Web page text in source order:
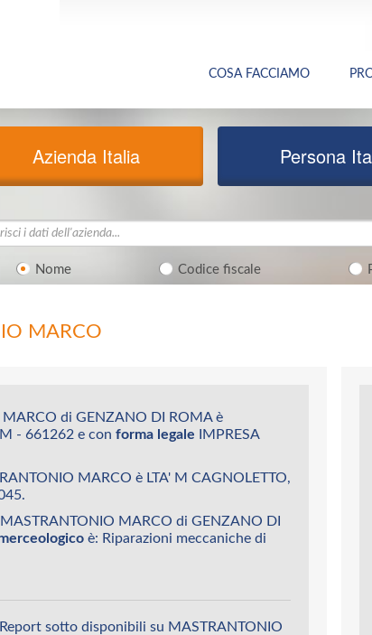
COSA FACCIAMO
Azienda Italia Persona
Nome Codice fiscale
MARCO
di GENZANO DI ROMA è
- 661262 e con forma legale IMPRESA
MARCO è LTA' M CAGNOLETTO,
MARCO di GENZANO DI
è: Riparazioni meccaniche di
sotto disponibili su MASTRANTONIO